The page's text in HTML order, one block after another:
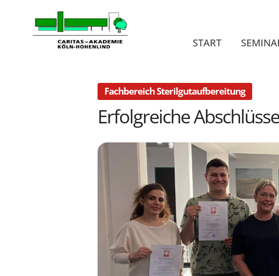
START
Fachbereich Sterilgutaufbereitung:
Erfolgreiche